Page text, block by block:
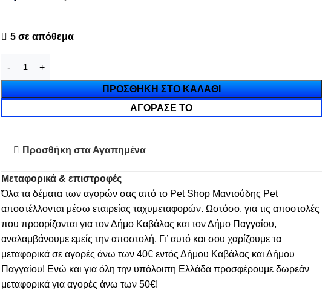
5 σε απόθεμα
ΠΡΟΣΘΉΚΗ ΣΤΟ ΚΑΛΆΘΙ
ΑΓΌΡΑΣΈ ΤΟ
Προσθήκη στα Αγαπημένα
Μεταφορικά & επιστροφές
Όλα τα δέματα των αγορών σας από το Pet Shop Μαντούδης Pet
αποστέλλονται μέσω εταιρείας ταχυμεταφορών. Ωστόσο, για τις αποστολές
που προορίζονται για τον Δήμο Καβάλας και τον Δήμο Παγγαίου,
αναλαμβάνουμε εμείς την αποστολή. Γι’ αυτό και σου χαρίζουμε τα
μεταφορικά σε αγορές άνω των 40€ εντός Δήμου Καβάλας και Δήμου
Παγγαίου! Ενώ και για όλη την υπόλοιπη Ελλάδα προσφέρουμε δωρεάν
μεταφορικά για αγορές άνω των 50€!